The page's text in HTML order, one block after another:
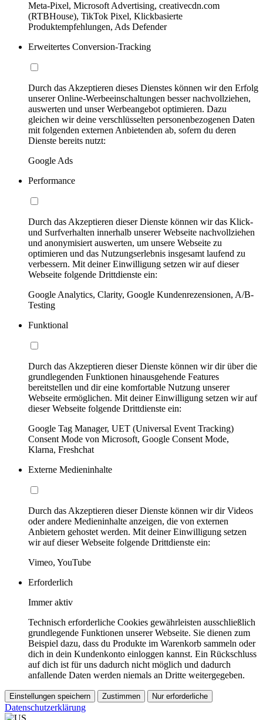
Meta-Pixel, Microsoft Advertising, creativecdn.com
(RTBHouse), TikTok Pixel, Klickbasierte
Produktempfehlungen, Ads Defender
Erweitertes Conversion-Tracking
Durch das Akzeptieren dieses Dienstes können wir den Erfolg
unserer Online-Werbeeinschaltungen besser nachvollziehen,
auswerten und unser Werbeangebot optimieren. Dazu
gleichen wir deine verschlüsselten personenbezogenen Daten
mit folgenden externen Anbietenden ab, sofern du deren
Dienste bereits nutzt:
Google Ads
Performance
Durch das Akzeptieren dieser Dienste können wir das Klick-
und Surfverhalten innerhalb unserer Webseite nachvollziehen
und anonymisiert auswerten, um unsere Webseite zu
optimieren und das Nutzungserlebnis insgesamt laufend zu
verbessern. Mit deiner Einwilligung setzen wir auf dieser
Webseite folgende Drittdienste ein:
Google Analytics, Clarity, Google Kundenrezensionen, A/B-
Testing
Funktional
Durch das Akzeptieren dieser Dienste können wir dir über die
grundlegenden Funktionen hinausgehende Features
bereitstellen und dir eine komfortable Nutzung unserer
Webseite ermöglichen. Mit deiner Einwilligung setzen wir auf
dieser Webseite folgende Drittdienste ein:
Google Tag Manager, UET (Universal Event Tracking)
Consent Mode von Microsoft, Google Consent Mode,
Klarna, Freshchat
Externe Medieninhalte
Durch das Akzeptieren dieser Dienste können wir dir Videos
oder andere Medieninhalte anzeigen, die von externen
Anbietern gehostet werden. Mit deiner Einwilligung setzen
wir auf dieser Webseite folgende Drittdienste ein:
Vimeo, YouTube
Erforderlich
Immer aktiv
Technisch erforderliche Cookies gewährleisten ausschließlich
grundlegende Funktionen unserer Webseite. Sie dienen zum
Beispiel dazu, dass du Produkte im Warenkorb sammeln oder
dich in dein Kundenkonto einloggen kannst. Ein Rückschluss
auf dich ist für uns dadurch nicht möglich und dadurch
anfallende Daten werden niemals an Dritte weitergegeben.
Einstellungen speichern Zustimmen Nur erforderliche
Datenschutzerklärung